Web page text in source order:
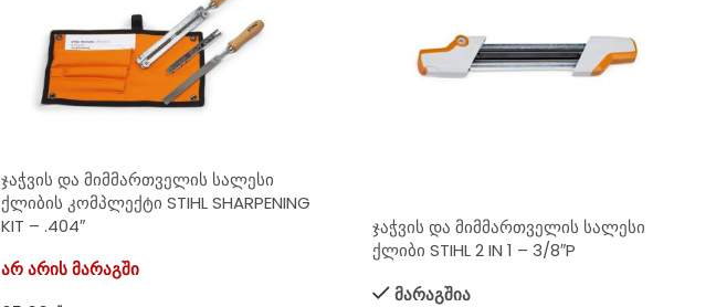
ჯაჭვის და მიმმართველის სალესი
ქლიბის კომპლექტი STIHL SHARPENING
KIT – .404″
არ არის მარაგში
ჯაჭვის და მიმმართველის სალესი
ქლიბი STIHL 2 IN 1 – 3/8″P
მარაგშია